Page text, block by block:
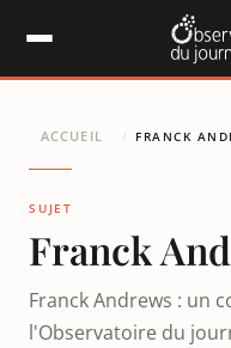
ACCUEIL / FRANCK
SUJET
Franck
Franck Andrews : un
l'Observatoire du
Panneau de gestion des